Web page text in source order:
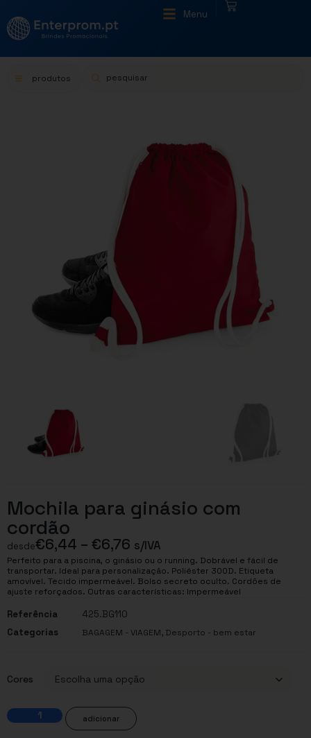
Menu
produtos
Mochila para ginásio com
cordão
desde€6,44 – €6,76 s/IVA
Perfeito para a piscina, o ginásio ou o running. Dobrável e fácil de
transportar. Ideal para personalização. Poliéster 300D. Etiqueta
amovível. Tecido impermeável. Bolso secreto oculto. Cordões de
ajuste reforçados. Outras características: Impermeável
Referência
425.BG110
Categorias
BAGAGEM - VIAGEM, Desporto - bem estar
Cores
adicionar